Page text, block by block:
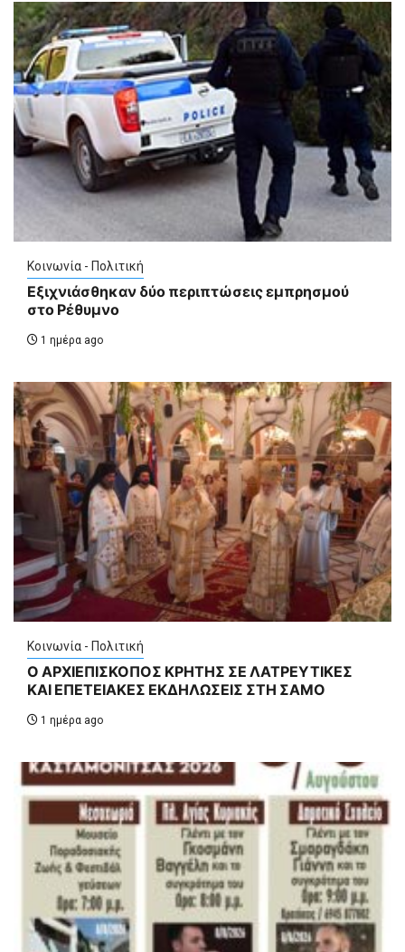
Κοινωνία - Πολιτική
Εξιχνιάσθηκαν δύο περιπτώσεις εμπρησμού
στο Ρέθυμνο
1 ημέρα ago
Κοινωνία - Πολιτική
Ο ΑΡΧΙΕΠΙΣΚΟΠΟΣ ΚΡΗΤΗΣ ΣΕ ΛΑΤΡΕΥΤΙΚΕΣ
ΚΑΙ ΕΠΕΤΕΙΑΚΕΣ ΕΚΔΗΛΩΣΕΙΣ ΣΤΗ ΣΑΜΟ
1 ημέρα ago